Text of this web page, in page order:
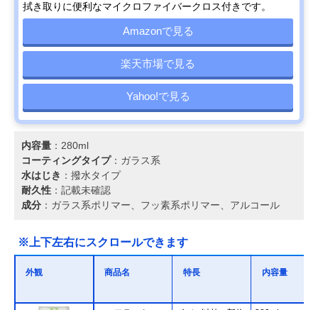
拭き取りに便利なマイクロファイバークロス付きです。
Amazonで見る
楽天市場で見る
Yahoo!で見る
内容量 ：280ml
コーティングタイプ：ガラス系
水はじき ：撥水タイプ
耐久性 ：記載未確認
成分 ：ガラス系ポリマー、フッ素系ポリマー、アルコール
※上下左右にスクロールできます
外観 商品名 特長 内容量